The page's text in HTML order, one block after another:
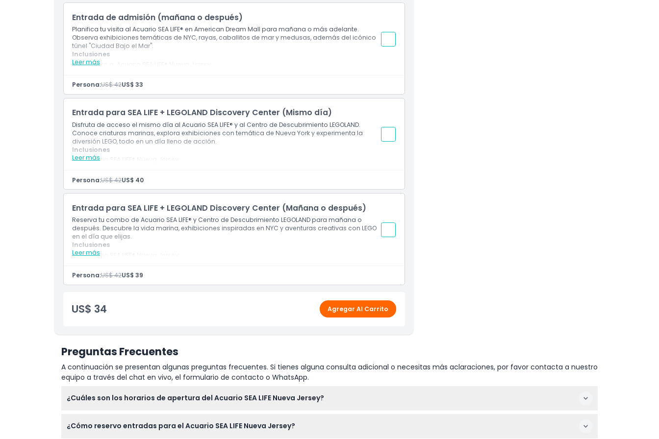
público, el Acuario SEA LIFE New Jersey es un destino inolvidable donde la educación se encuentra con el
entretenimiento en un dinámico mundo submarino.
Aspectos Destacados
Política para Niños y Adultos
Horario de Apertura
Cosas a Saber
Ubicación
Política de Cancelación
Entrada de admisión (mañana o después)
Planifica tu visita al Acuario SEA LIFE® en American Dream Mall para mañana o más adelante.
Observa exhibiciones temáticas de NYC, rayas, caballitos de mar y medusas, además del icónico
túnel "Ciudad Bajo el Mar".
Leer más
Inclusiones
Acceso a: Acuario SEA LIFE® Nueva Jersey
Impuesto
Descarga digital del pase VIP para fotos
Persona:US$ 42US$ 33
Entrada para SEA LIFE + LEGOLAND Discovery Center (Mismo día)
Disfruta de acceso el mismo día al Acuario SEA LIFE® y al Centro de Descubrimiento LEGOLAND.
Conoce criaturas marinas, explora exhibiciones con temática de Nueva York y experimenta la
diversión LEGO, todo en un día lleno de acción.
Leer más
Inclusiones
Acuario SEA LIFE® Nueva Jersey:
fotos
Centro de Descubrimiento LEGOLAND® Nueva Jersey:
Boleto de entrada, acceso a todas las atracciones, zonas de construcción y juego,
Persona:US$ 42US$ 40
Entrada para SEA LIFE + LEGOLAND Discovery Center (Mañana o después)
Reserva tu combo de Acuario SEA LIFE® y Centro de Descubrimiento LEGOLAND para mañana o
después. Descubre la vida marina, exhibiciones inspiradas en NYC y aventuras creativas con LEGO
en el día que elijas.
Leer más
Inclusiones
Acuario SEA LIFE® Nueva Jersey:
fotos
Centro de Descubrimiento LEGOLAND® Nueva Jersey:
Persona:US$ 42US$ 39
US$ 34 Agregar Al Carrito
Preguntas Frecuentes
A continuación se presentan algunas preguntas frecuentes. Si tienes alguna consulta adicional o necesitas más aclaraciones, por favor contacta a nuestro
equipo a través del chat en vivo, el formulario de contacto o WhatsApp.
¿Cuáles son los horarios de apertura del Acuario SEA LIFE Nueva Jersey?
horarios más cortos los domingos. La última entrada suele ser una hora antes del cierre (sujeto a cambios: por favor confirme al momento de la
¿Cómo reservo entradas para el Acuario SEA LIFE Nueva Jersey?